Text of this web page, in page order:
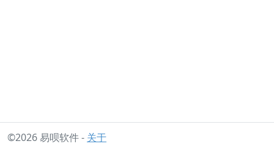
©2026 易呗软件 - 关于